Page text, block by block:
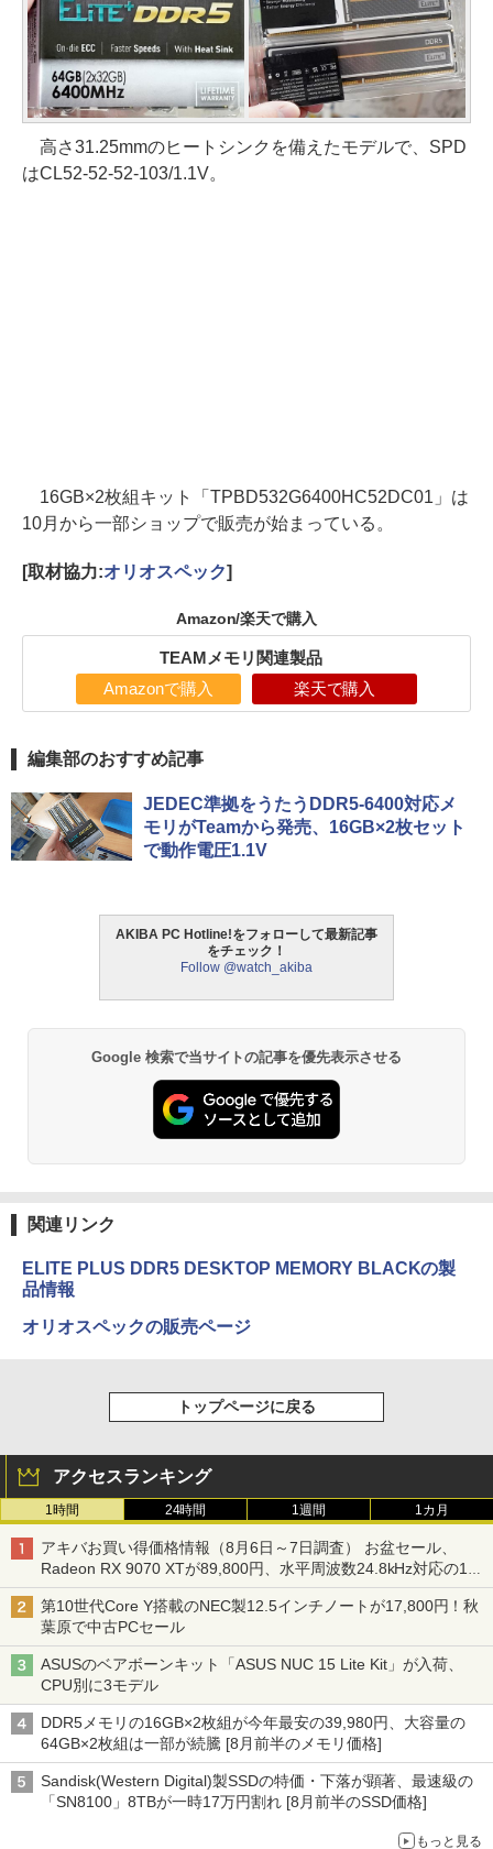
高さ31.25mmのヒートシンクを備えたモデルで、SPD
はCL52-52-52-103/1.1V。
16GB×2枚組キット「TPBD532G6400HC52DC01」は
10月から一部ショップで販売が始まっている。
[取材協力:オリオスペック]
Amazon/楽天で購入
TEAMメモリ関連製品
Amazonで購入 楽天で購入
編集部のおすすめ記事
JEDEC準拠をうたうDDR5-6400対応メ
モリがTeamから発売、16GB×2枚セット
で動作電圧1.1V
AKIBA PC Hotline!をフォローして最新記事
をチェック！
Follow @watch_akiba
Google 検索で当サイトの記事を優先表示させる
関連リンク
ELITE PLUS DDR5 DESKTOP MEMORY BLACKの製
品情報
オリオスペックの販売ページ
トップページに戻る
アクセスランキング
1時間 24時間 1週間 1カ月
アキバお買い得価格情報（8月6日～7日調査） お盆セール、
Radeon RX 9070 XTが89,800円、水平周波数24.8kHz対応の17
型モニターが9,801円、暑さ指数連動セール ほか
第10世代Core Y搭載のNEC製12.5インチノートが17,800円！秋
葉原で中古PCセール
ASUSのベアボーンキット「ASUS NUC 15 Lite Kit」が入荷、
CPU別に3モデル
DDR5メモリの16GB×2枚組が今年最安の39,980円、大容量の
64GB×2枚組は一部が続騰 [8月前半のメモリ価格]
Sandisk(Western Digital)製SSDの特価・下落が顕著、最速級の
「SN8100」8TBが一時17万円割れ [8月前半のSSD価格]
もっと見る